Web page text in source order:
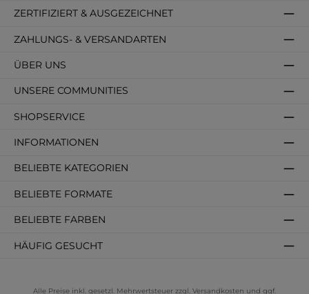
SHOPSERVICE
INFORMATIONEN
BELIEBTE KATEGORIEN
BELIEBTE FORMATE
BELIEBTE FARBEN
HÄUFIG GESUCHT
ZAHLUNGS- & VERSANDARTEN
ÜBER UNS
ZERTIFIZIERT & AUSGEZEICHNET
UNSERE COMMUNITIES
Alle Preise inkl. gesetzl. Mehrwertsteuer zzgl. Versandkosten und ggf.